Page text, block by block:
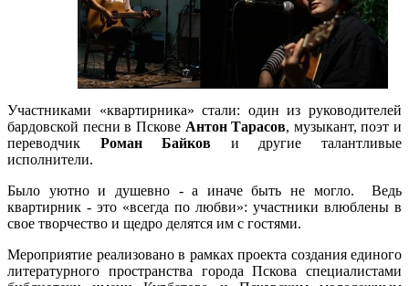
Участниками «квартирника» стали: один из руководителей
бардовской песни в Пскове Антон Тарасов, музыкант, поэт и
переводчик Роман Байков и другие талантливые
исполнители.
Было уютно и душевно - а иначе быть не могло. Ведь
квартирник - это «всегда по любви»: участники влюблены в
свое творчество и щедро делятся им с гостями.
Мероприятие реализовано в рамках проекта создания единого
литературного пространства города Пскова специалистами